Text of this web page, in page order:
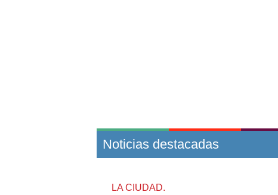
Noticias destacadas
LA CIUDAD.